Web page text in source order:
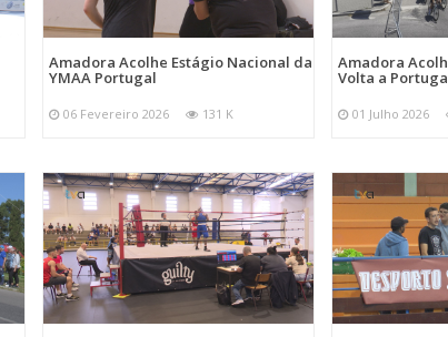
Amadora Acolhe Estágio Nacional da
YMAA Portugal
06 Fevereiro 2026 131 K
Amadora
Volta a
01 Julho 2026